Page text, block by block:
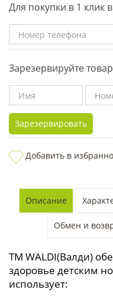
Для покупки в 1 клик
Зарезервируйте
Зарезервировать
Добавить в
Описание
Обмен и
ТМ WALDI(Валди)
здоровье детским
использует: